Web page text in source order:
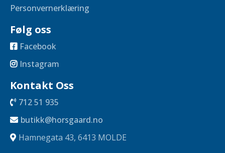
Personvernerklæring
Følg oss
Facebook
Instagram
Kontakt Oss
712 51 935
butikk@horsgaard.no
Hamnegata 43, 6413 MOLDE